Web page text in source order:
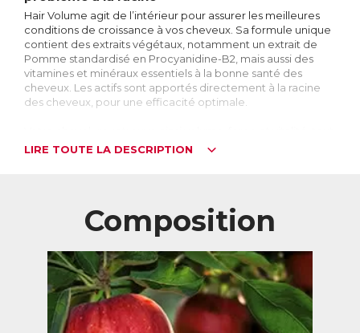
Hair Volume agit de l’intérieur pour assurer les meilleures
conditions de croissance à vos cheveux. Sa formule unique
contient des extraits végétaux, notamment un extrait de
Pomme standardisé en Procyanidine-B2, mais aussi des
vitamines et minéraux essentiels à la bonne santé des
cheveux. Les actifs sont apportés directement à la racine
des cheveux, pour une efficacité optimale.
naturellement.
* en 2012 et 2013
Une étude clinique contre placebo réalisée sur 60 femmes
montre que la prise quotidienne de Hair Volume conduit à
des cheveux significativement plus épais. Les effets de Hair
Volume sur le volume des cheveux commencent à être
visibles dès 2 mois, et sont encore plus significatifs après 4
LIRE TOUTE LA DESCRIPTION
Composition